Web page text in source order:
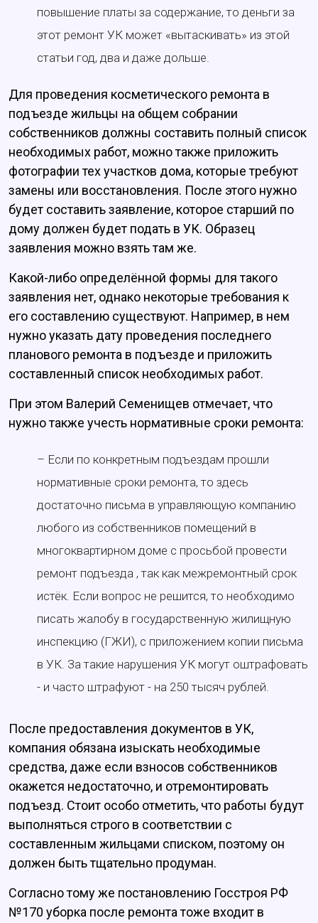
повышение платы за содержание, то деньги за
этот ремонт УК может «вытаскивать» из этой
статьи год, два и даже дольше.
Для проведения косметического ремонта в
подъезде жильцы на общем собрании
собственников должны составить полный список
необходимых работ, можно также приложить
фотографии тех участков дома, которые требуют
замены или восстановления. После этого нужно
будет составить заявление, которое старший по
дому должен будет подать в УК. Образец
заявления можно взять там же.
Какой-либо определённой формы для такого
заявления нет, однако некоторые требования к
его составлению существуют. Например, в нем
нужно указать дату проведения последнего
планового ремонта в подъезде и приложить
составленный список необходимых работ.
При этом Валерий Семенищев отмечает, что
нужно также учесть нормативные сроки ремонта:
– Если по конкретным подъездам прошли
нормативные сроки ремонта, то здесь
достаточно письма в управляющую компанию
любого из собственников помещений в
многоквартирном доме с просьбой провести
ремонт подъезда , так как межремонтный срок
истёк. Если вопрос не решится, то необходимо
писать жалобу в государственную жилищную
инспекцию (ГЖИ), с приложением копии письма
в УК. За такие нарушения УК могут оштрафовать
- и часто штрафуют - на 250 тысяч рублей.
После предоставления документов в УК,
компания обязана изыскать необходимые
средства, даже если взносов собственников
окажется недостаточно, и отремонтировать
подъезд. Стоит особо отметить, что работы будут
выполняться строго в соответствии с
составленным жильцами списком, поэтому он
должен быть тщательно продуман.
Согласно тому же постановлению Госстроя РФ
№170 уборка после ремонта тоже входит в